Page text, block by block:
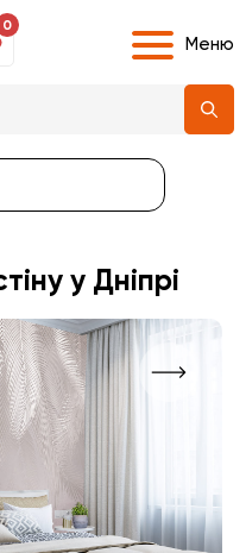
0
Меню
у Дніпрі